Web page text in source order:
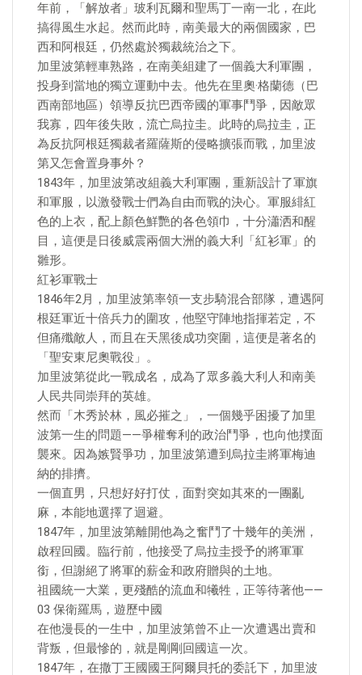
年前，「解放者」玻利瓦爾和聖馬丁一南一北，在此
搞得風生水起。然而此時，南美最大的兩個國家，巴
西和阿根廷，仍然處於獨裁統治之下。
加里波第輕車熟路，在南美組建了一個義大利軍團，
投身到當地的獨立運動中去。他先在里奧·格蘭德（巴
西南部地區）領導反抗巴西帝國的軍事鬥爭，因敵眾
我寡，四年後失敗，流亡烏拉圭。此時的烏拉圭，正
為反抗阿根廷獨裁者羅薩斯的侵略擴張而戰，加里波
第又怎會置身事外？
1843年，加里波第改組義大利軍團，重新設計了軍旗
和軍服，以激發戰士們為自由而戰的決心。軍服緋紅
色的上衣，配上顏色鮮艷的各色領巾，十分瀟洒和醒
目，這便是日後威震兩個大洲的義大利「紅衫軍」的
雛形。
紅衫軍戰士
1846年2月，加里波第率領一支步騎混合部隊，遭遇阿
根廷軍近十倍兵力的圍攻，他堅守陣地指揮若定，不
但痛殲敵人，而且在天黑後成功突圍，這便是著名的
「聖安東尼奧戰役」。
加里波第從此一戰成名，成為了眾多義大利人和南美
人民共同崇拜的英雄。
然而「木秀於林，風必摧之」，一個幾乎困擾了加里
波第一生的問題——爭權奪利的政治鬥爭，也向他撲面
襲來。因為嫉賢爭功，加里波第遭到烏拉圭將軍梅迪
納的排擠。
一個直男，只想好好打仗，面對突如其來的一團亂
麻，本能地選擇了迴避。
1847年，加里波第離開他為之奮鬥了十幾年的美洲，
啟程回國。臨行前，他接受了烏拉圭授予的將軍軍
銜，但謝絕了將軍的薪金和政府贈與的土地。
祖國統一大業，更殘酷的流血和犧牲，正等待著他——
03 保衛羅馬，遊歷中國
在他漫長的一生中，加里波第曾不止一次遭遇出賣和
背叛，但最慘的，就是剛剛回國這一次。
1847年，在撒丁王國國王阿爾貝托的委託下，加里波